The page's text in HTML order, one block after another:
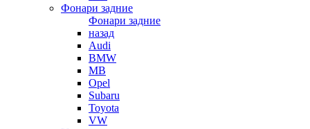
Фонари задние
Фонари задние
назад
Audi
BMW
MB
Opel
Subaru
Toyota
VW